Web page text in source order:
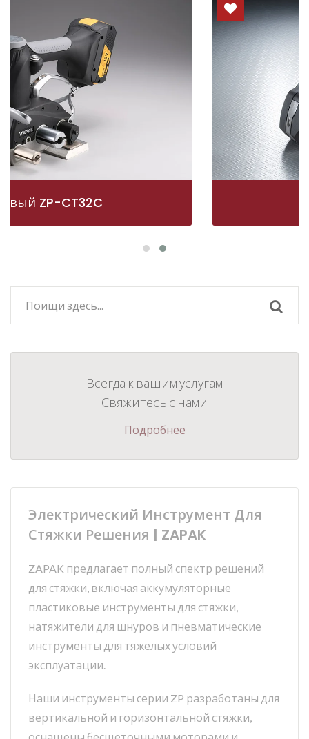
Всегда к вашим услугам
Свяжитесь с нами
Подробнее
Электрический Инструмент Для
Стяжки Решения | ZAPAK
ZAPAK предлагает полный спектр решений
для стяжки, включая аккумуляторные
пластиковые инструменты для стяжки,
натяжители для шнуров и пневматические
инструменты для тяжелых условий
эксплуатации.
Наши инструменты серии ZP разработаны для
вертикальной и горизонтальной стяжки,